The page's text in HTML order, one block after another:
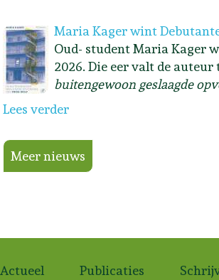
Maria Kager wint
Oud- student Maria Kager
2026. Die eer valt de auteur
buitengewoon geslaagde
Lees verder
Meer nieuws
Actueel Publicaties